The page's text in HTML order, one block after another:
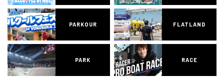
PARKOUR FLATLAND
PARK RACE